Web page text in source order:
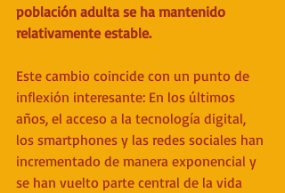
población adulta se ha mantenido
relativamente estable.
Este cambio coincide con un punto de
inflexión interesante: En los últimos
años, el acceso a la tecnología digital,
los smartphones y las redes sociales han
incrementado de manera exponencial y
se han vuelto parte central de la vida